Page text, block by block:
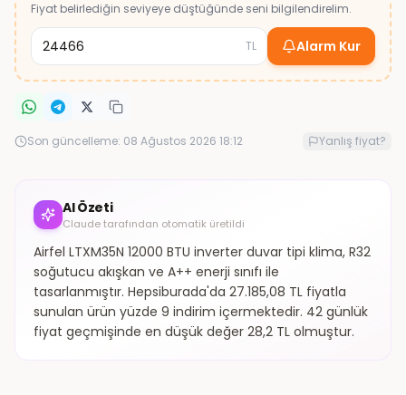
Fiyat belirlediğin seviyeye düştüğünde seni bilgilendirelim.
TL Alarm Kur
Son güncelleme: 08 Ağustos 2026 18:12 Yanlış fiyat?
AI Özeti
Claude tarafından otomatik üretildi
Airfel LTXM35N 12000 BTU inverter duvar tipi klima, R32
soğutucu akışkan ve A++ enerji sınıfı ile
tasarlanmıştır. Hepsiburada'da 27.185,08 TL fiyatla
sunulan ürün yüzde 9 indirim içermektedir. 42 günlük
fiyat geçmişinde en düşük değer 28,2 TL olmuştur.